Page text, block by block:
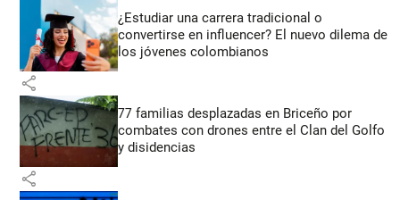
¿Estudiar una carrera tradicional o
convertirse en influencer? El nuevo dilema de
los jóvenes colombianos
share
77 familias desplazadas en Briceño por
combates con drones entre el Clan del Golfo
y disidencias
share